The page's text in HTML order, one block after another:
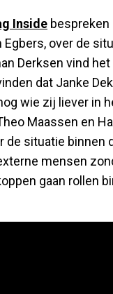
Inside
Egbers, over de
Derksen vind
dat Janke
wie zij liever in
Maassen en
de situatie binnen
mensen
gaan rollen